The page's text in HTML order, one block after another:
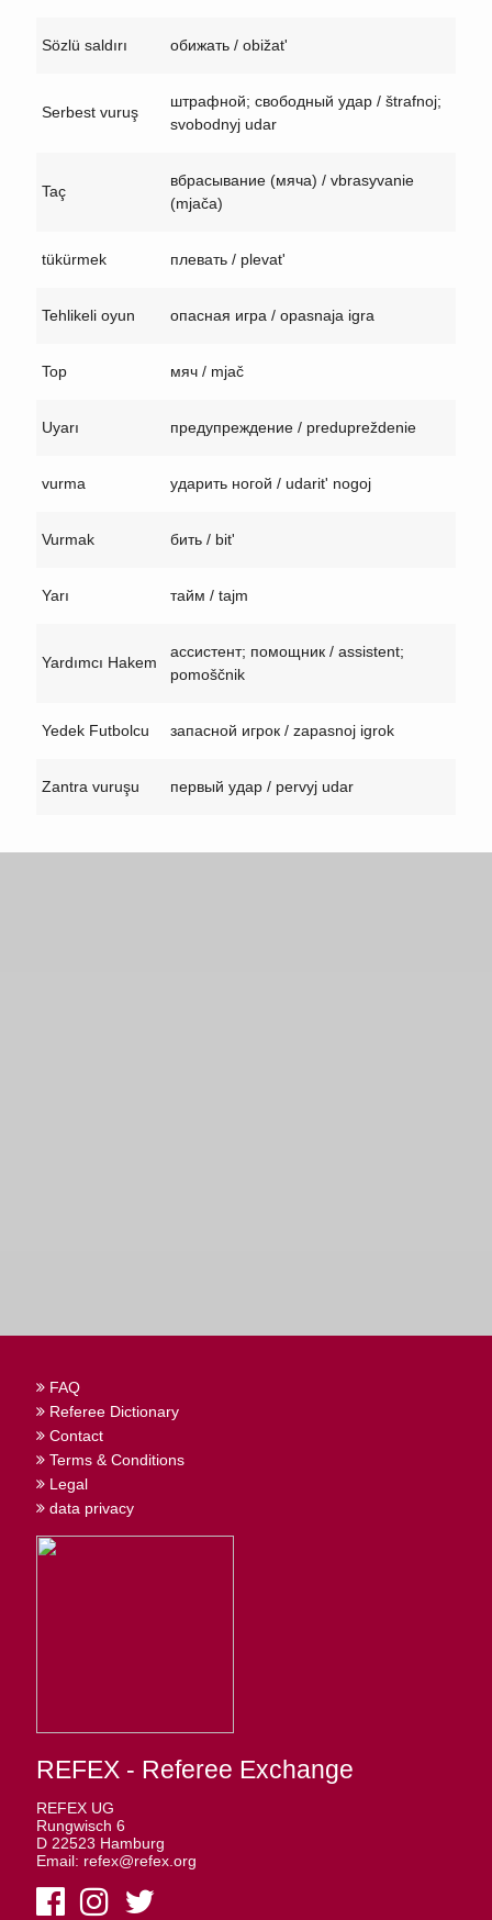
Sözlü saldırı обижать / obižat'
Serbest vuruş
штрафной; свободный удар / štrafnoj;
svobodnyj udar
Taç
вбрасывание (мяча) / vbrasyvanie
(mjača)
tükürmek плевать / plevat'
Tehlikeli oyun опасная игра / opasnaja igra
Top мяч / mjač
Uyarı предупреждение / predupreždenie
vurma ударить ногой / udarit' nogoj
Vurmak бить / bit'
Yarı тайм / tajm
Yardımcı Hakem
ассистент; помощник / assistent;
pomoščnik
Yedek Futbolcu запасной игрок / zapasnoj igrok
Zantra vuruşu первый удар / pervyj udar
FAQ
Referee Dictionary
Contact
Terms & Conditions
Legal
data privacy
REFEX - Referee Exchange
REFEX UG
Rungwisch 6
D 22523 Hamburg
Email: refex@refex.org